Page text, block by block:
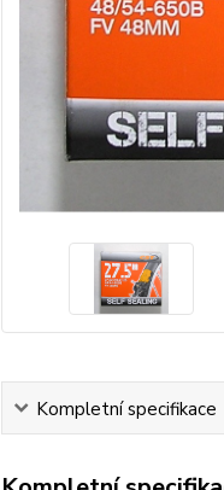
Kompletní specifikace